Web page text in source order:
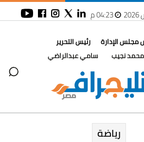
04:23 م
مجلس الإدارة
محمد نجيب
رئيس التحرير
سامي عبدالراضي
رياضة